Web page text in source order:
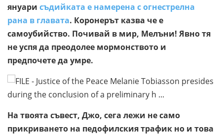
януари съдийката е намерена с огнестрелна
рана в главата. Коронерът казва че е
самоубийство. Почивай в мир, Мелъни! Явно тя
не успя да преодолее мормонството и
предпочете да умре.
На твоята съвест, Джо, сега лежи не само
прикриването на педофилския трафик но и това